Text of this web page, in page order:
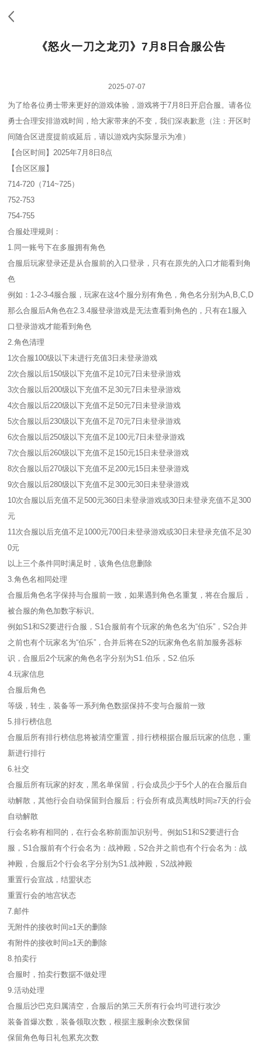
《怒火一刀之龙刃》7月8日合服公告
2025-07-07
为了给各位勇士带来更好的游戏体验，游戏将于7月8日开启合服。请各位
勇士合理安排游戏时间，给大家带来的不变，我们深表歉意（注：开区时
间随合区进度提前或延后，请以游戏内实际显示为准）
【合区时间】2025年7月8日8点
【合区区服】
714-720（714~725）
752-753
754-755
合服处理规则：
1.同一账号下在多服拥有角色
合服后玩家登录还是从合服前的入口登录，只有在原先的入口才能看到角
色
例如：1-2-3-4服合服，玩家在这4个服分别有角色，角色名分别为A,B,C,D
那么合服后A角色在2.3.4服登录游戏是无法查看到角色的，只有在1服入
口登录游戏才能看到角色
2.角色清理
1次合服100级以下未进行充值3日未登录游戏
2次合服以后150级以下充值不足10元7日未登录游戏
3次合服以后200级以下充值不足30元7日未登录游戏
4次合服以后220级以下充值不足50元7日未登录游戏
5次合服以后230级以下充值不足70元7日未登录游戏
6次合服以后250级以下充值不足100元7日未登录游戏
7次合服以后260级以下充值不足150元15日未登录游戏
8次合服以后270级以下充值不足200元15日未登录游戏
9次合服以后280级以下充值不足300元30日未登录游戏
10次合服以后充值不足500元360日未登录游戏或30日未登录充值不足300
元
11次合服以后充值不足1000元700日未登录游戏或30日未登录充值不足30
0元
以上三个条件同时满足时，该角色信息删除
3.角色名相同处理
合服后角色名字保持与合服前一致，如果遇到角色名重复，将在合服后，
被合服的角色加数字标识。
例如S1和S2要进行合服，S1合服前有个玩家的角色名为“伯乐”，S2合并
之前也有个玩家名为“伯乐”，合并后将在S2的玩家角色名前加服务器标
识，合服后2个玩家的角色名字分别为S1.伯乐，S2.伯乐
4.玩家信息
合服后角色
等级，转生，装备等一系列角色数据保持不变与合服前一致
5.排行榜信息
合服后所有排行榜信息将被清空重置，排行榜根据合服后玩家的信息，重
新进行排行
6.社交
合服后所有玩家的好友，黑名单保留，行会成员少于5个人的在合服后自
动解散，其他行会自动保留到合服后；行会所有成员离线时间≥7天的行会
自动解散
行会名称有相同的，在行会名称前面加识别号。例如S1和S2要进行合
服，S1合服前有个行会名为：战神殿，S2合并之前也有个行会名为：战
神殿，合服后2个行会名字分别为S1.战神殿，S2战神殿
重置行会宣战，结盟状态
重置行会的地宫状态
7.邮件
无附件的接收时间≥1天的删除
有附件的接收时间≥1天的删除
8.拍卖行
合服时，拍卖行数据不做处理
9.活动处理
合服后沙巴克归属清空，合服后的第三天所有行会均可进行攻沙
装备首爆次数，装备领取次数，根据主服剩余次数保留
保留角色每日礼包累充次数